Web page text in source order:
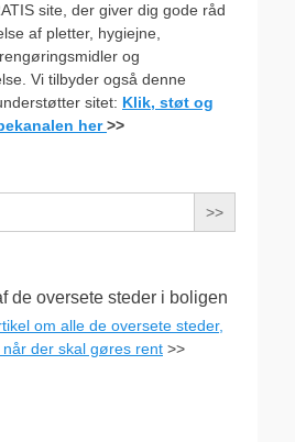
site, der giver dig gode råd
af pletter, hygiejne,
og
Vi tilbyder også denne
sitet: Klik, støt og
her>>
de oversete steder i boligen
om alle de oversete steder,
der skal gøres rent >>